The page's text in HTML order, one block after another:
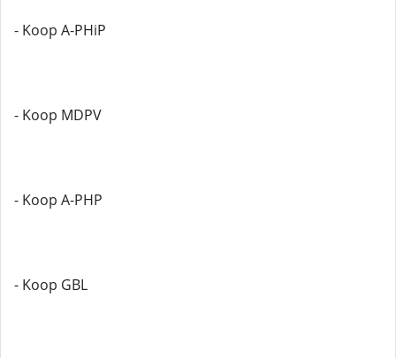
- Koop A-PHiP
- Koop MDPV
- Koop A-PHP
- Koop GBL